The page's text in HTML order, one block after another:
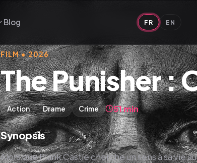
Blog FR EN
FILM • 2026
The Punisher :
Action Drame Crime 51 min
Synopsis
Alors que Frank Castle cherche un sens à sa